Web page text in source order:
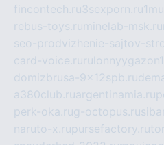
fincontech.ru3sexporn.ru
rebus-toys.ru minelab-msk.ru
seo-prodvizhenie-sajtov-
card-voice.ru
domizbrusa-9x12spb.ru
a380club.ruargentinamia.ru
perk-oka.rug-octopus.ru
naruto-x.rupursefactory.ru